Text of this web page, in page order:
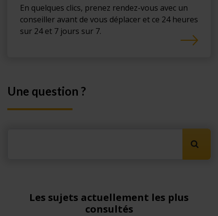
En quelques clics, prenez rendez-vous avec un
conseiller avant de vous déplacer et ce 24 heures
sur 24 et 7 jours sur 7.
Une question ?
Les sujets actuellement les plus
consultés